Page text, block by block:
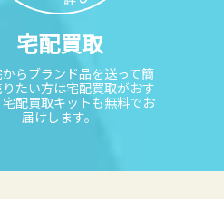
宅配買取
からブランド品を送って簡
たい方は宅配買取がおす
宅配買取キットも無料でお
届けします。